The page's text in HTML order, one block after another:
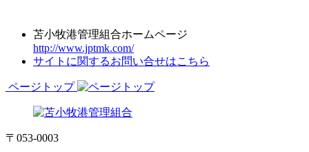
苫小牧港管理組合ホームページ
http://www.jptmk.com/
サイトに関するお問い合せはこちら
ページトップ
〒053-0003